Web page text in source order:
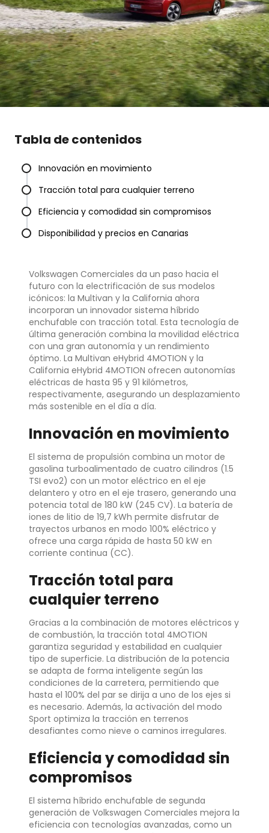
Tabla de contenidos
Innovación en movimiento
Tracción total para cualquier terreno
Eficiencia y comodidad sin compromisos
Disponibilidad y precios en Canarias
Volkswagen Comerciales da un paso hacia el
futuro con la electrificación de sus modelos
icónicos: la Multivan y la California ahora
incorporan un innovador sistema híbrido
enchufable con tracción total. Esta tecnología de
última generación combina la movilidad eléctrica
con una gran autonomía y un rendimiento
óptimo. La Multivan eHybrid 4MOTION y la
California eHybrid 4MOTION ofrecen autonomías
eléctricas de hasta 95 y 91 kilómetros,
respectivamente, asegurando un desplazamiento
más sostenible en el día a día.
Innovación en movimiento
El sistema de propulsión combina un motor de
gasolina turboalimentado de cuatro cilindros (1.5
TSI evo2) con un motor eléctrico en el eje
delantero y otro en el eje trasero, generando una
potencia total de 180 kW (245 CV). La batería de
iones de litio de 19,7 kWh permite disfrutar de
trayectos urbanos en modo 100% eléctrico y
ofrece una carga rápida de hasta 50 kW en
corriente continua (CC).
Tracción total para
cualquier terreno
Gracias a la combinación de motores eléctricos y
de combustión, la tracción total 4MOTION
garantiza seguridad y estabilidad en cualquier
tipo de superficie. La distribución de la potencia
se adapta de forma inteligente según las
condiciones de la carretera, permitiendo que
hasta el 100% del par se dirija a uno de los ejes si
es necesario. Además, la activación del modo
Sport optimiza la tracción en terrenos
desafiantes como nieve o caminos irregulares.
Eficiencia y comodidad sin
compromisos
El sistema híbrido enchufable de segunda
generación de Volkswagen Comerciales mejora la
eficiencia con tecnologías avanzadas, como un